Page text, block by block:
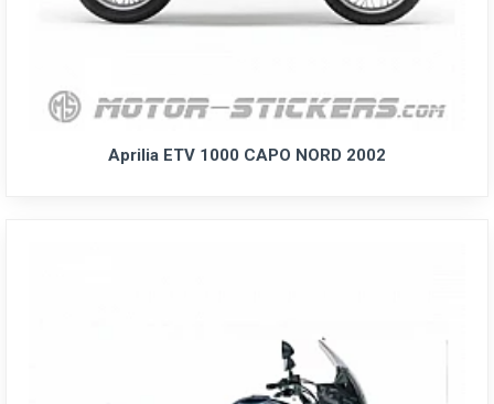
Aprilia ETV 1000 CAPO NORD 2002